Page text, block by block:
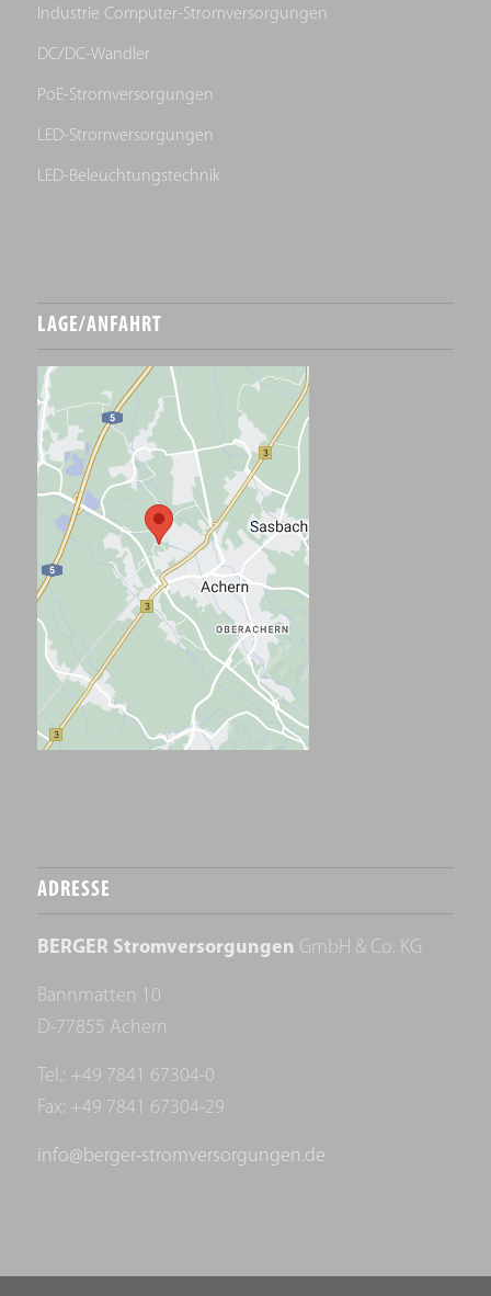
Industrie Computer-Stromversorgungen
DC/DC-Wandler
PoE-Stromversorgungen
LED-Stromversorgungen
LED-Beleuchtungstechnik
LAGE/ANFAHRT
ADRESSE
BERGER Stromversorgungen GmbH & Co. KG
Bannmatten 10
D-77855 Achern
Tel.: +49 7841 67304-0
Fax: +49 7841 67304-29
info@berger-stromversorgungen.de